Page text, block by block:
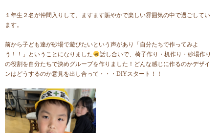
１年生２名が仲間入りして、ますます賑やかで楽しい雰囲気の中で過ごしてい
ます。
前から子ども達が砂場で遊びたいという声があり「自分たちで作ってみよ
う！！」ということになりました
話し合いで、椅子作り・机作り・砂場作り
の役割を自分たちで決めグループを作りました！どんな感じに作るのかデザイ
ンはどうするのか意見を出し合って・・・DIYスタート！！